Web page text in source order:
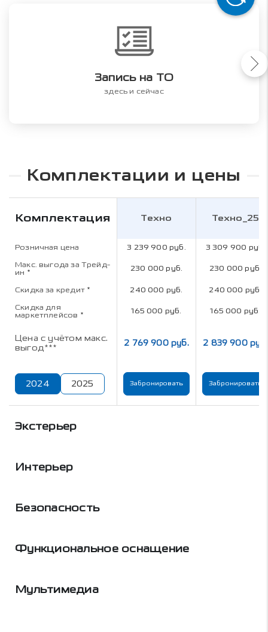
Запись на ТО
здесь и сейчас
Комплектации и цены
Комплектация Техно Техно_25
Розничная цена 3 239 900 руб. 3 309 900 руб.
Макс. выгода за Трейд-
ин * 230 000 руб. 230 000 руб.
Скидка за кредит * 240 000 руб. 240 000 руб.
Скидка для
маркетплейсов * 165 000 руб. 165 000 руб.
Цена с учётом макс.
выгод***
2 769 900 руб. 2 839 900 руб.
2024 2025 Забронировать Забронировать
Экстерьер
Интерьер
Безопасность
Функциональное оснащение
Мультимедиа